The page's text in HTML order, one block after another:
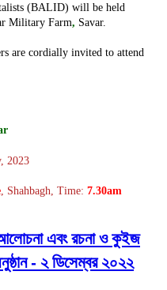
(BALID) will be held
Military Farm, Savar.
are cordially invited to attend
2023
, Shahbagh, Time: 7.30am
আলোচনা এবং রচনা ও কুইজ
- ২ ডিসেম্বর ২০২২